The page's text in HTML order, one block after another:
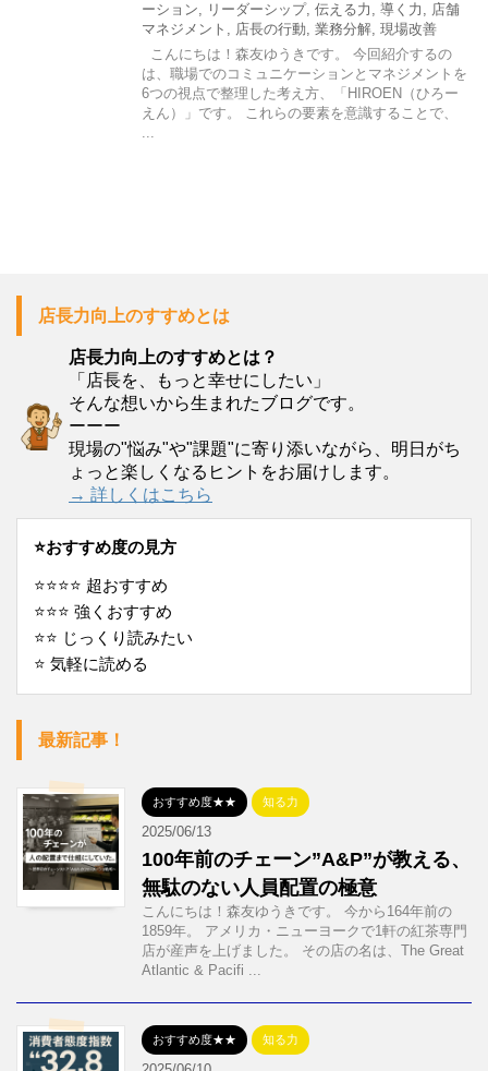
ーション, リーダーシップ, 伝える力 , 導く力 , 店舗
マネジメント , 店長の行動, 業務分解, 現場改善
こんにちは！森友ゆうきです。 今回紹介するの
は、職場でのコミュニケーションとマネジメントを
6つの視点で整理した考え方、「HIROEN（ひろー
えん）」です。 これらの要素を意識することで、
...
店長力向上のすすめとは
店長力向上のすすめとは？
「店長を、もっと幸せにしたい」
そんな想いから生まれたブログです。
ーーー
現場の"悩み"や"課題"に寄り添いながら、明日がち
ょっと楽しくなるヒントをお届けします。
→ 詳しくはこちら
⭐️おすすめ度の見方
⭐️⭐️⭐️⭐️ 超おすすめ
⭐️⭐️⭐️ 強くおすすめ
⭐️⭐️ じっくり読みたい
⭐️ 気軽に読める
最新記事！
おすすめ度★★ 知る力
2025/06/13
100年前のチェーン”A&P”が教える、
無駄のない人員配置の極意
こんにちは！森友ゆうきです。 今から164年前の
1859年。 アメリカ・ニューヨークで1軒の紅茶専門
店が産声を上げました。 その店の名は、The Great
Atlantic & Pacifi ...
おすすめ度★★ 知る力